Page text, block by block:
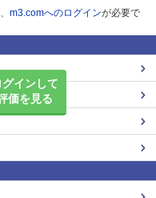
m3.comへのログインが必要で
グインして
価を見る